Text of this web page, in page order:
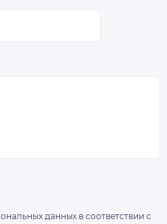
данных в соответствии с